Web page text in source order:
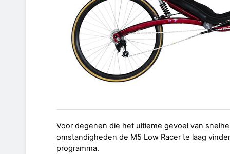
Voor degenen die het ultieme gevoel van
omstandigheden de M5 Low Racer te laag
programma.